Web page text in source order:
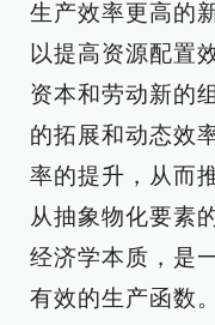
生产效率更高的
以提高资源配置
资本和劳动新的
的拓展和动态效
率的提升，从而
从抽象物化要素
经济学本质，是
有效的生产函数